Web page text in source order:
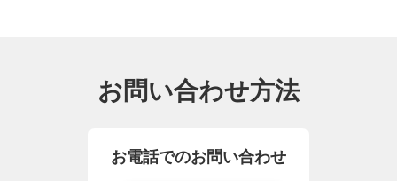
お問い合わせ方法
お電話でのお問い合わせ